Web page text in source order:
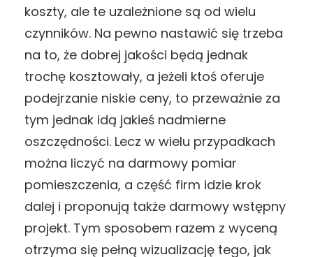
koszty, ale te uzależnione są od wielu
czynników. Na pewno nastawić się trzeba
na to, że dobrej jakości będą jednak
trochę kosztowały, a jeżeli ktoś oferuje
podejrzanie niskie ceny, to przeważnie za
tym jednak idą jakieś nadmierne
oszczędności. Lecz w wielu przypadkach
można liczyć na darmowy pomiar
pomieszczenia, a część firm idzie krok
dalej i proponują także darmowy wstępny
projekt. Tym sposobem razem z wyceną
otrzyma się pełną wizualizację tego, jak